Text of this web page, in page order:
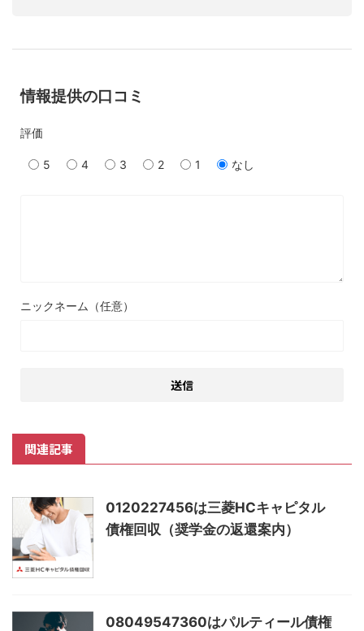
情報提供の口コミ
評価
5 4 3 2 1 なし
ニックネーム（任意）
関連記事
0120227456は三菱HCキャピタル
債権回収（奨学金の返還案内）
08049547360はパルティール債権